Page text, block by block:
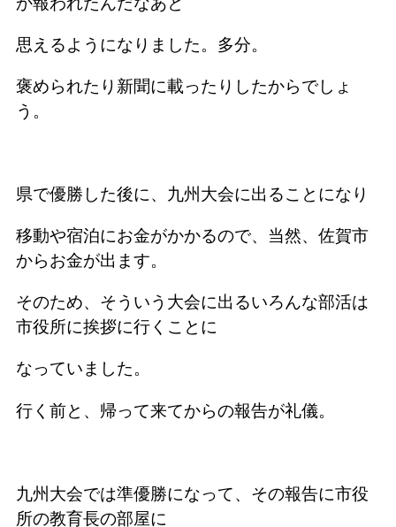
思えるようになりました。多分。
褒められたり新聞に載ったりしたからでしょ
う。
県で優勝した後に、九州大会に出ることになり
移動や宿泊にお金がかかるので、当然、佐賀市
からお金が出ます。
そのため、そういう大会に出るいろんな部活は
市役所に挨拶に行くことに
なっていました。
行く前と、帰って来てからの報告が礼儀。
九州大会では準優勝になって、その報告に市役
所の教育長の部屋に